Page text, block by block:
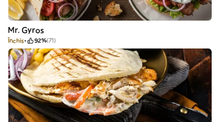
Mr. Gyros
Închis 92%(71)